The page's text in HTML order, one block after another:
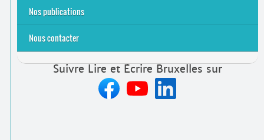
Emplois rémunérés
Bénévolat
Candidature spontanée à Lire et Écrire Bruxelles
Nos publications
Nous contacter
Suivre Lire et Écrire Bruxelles sur